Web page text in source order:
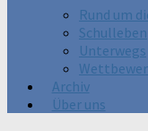
Rund um
Schulleben
Unterwegs
Archiv
Über uns